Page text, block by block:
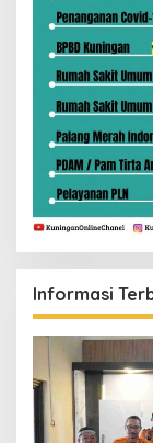
Informasi